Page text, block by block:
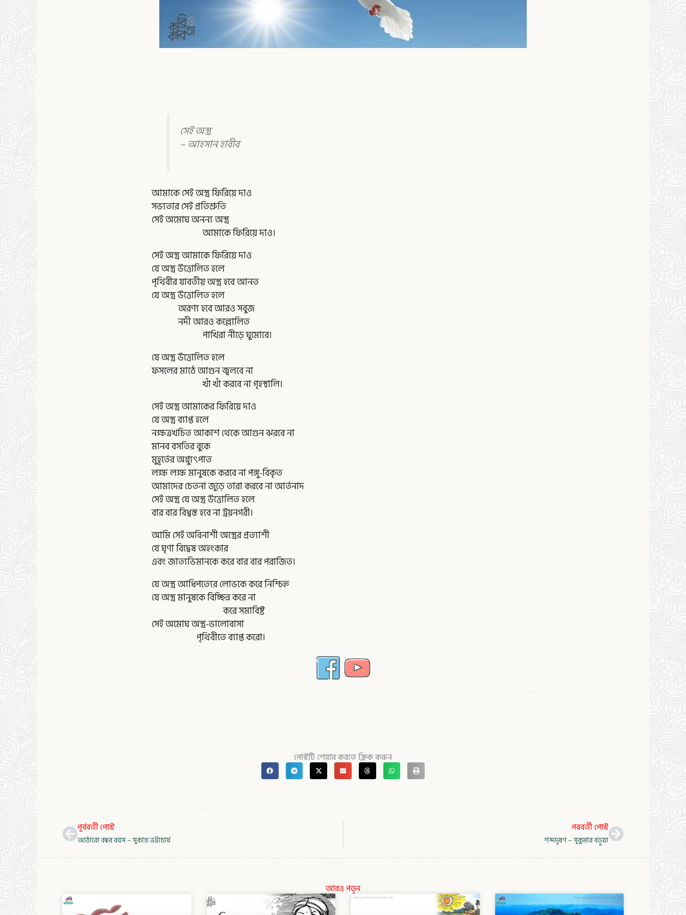
সেই অস্ত্র
– আহসান হাবীব
আমাকে সেই অস্ত্র ফিরিয়ে দাও
সভ্যতার সেই প্রতিশ্রুতি
সেই অমোঘ অনন্য অস্ত্র
আমাকে ফিরিয়ে দাও।
সেই অস্ত্র আমাকে ফিরিয়ে দাও
যে অস্ত্র উত্তোলিত হলে
পৃথিবীর যাবতীয় অস্ত্র হবে আনত
যে অস্ত্র উত্তোলিত হলে
অরণ্য হবে আরও সবুজ
নদী আরও কল্লোলিত
পাখিরা নীড়ে ঘুমোবে।
যে অস্ত্র উত্তোলিত হলে
ফসলের মাঠে আগুন জ্বলবে না
খাঁ খাঁ করবে না গৃহস্থালি।
সেই অস্ত্র আমাকের ফিরিয়ে দাও
যে অস্ত্র ব্যাপ্ত হলে
নক্ষত্রখচিত আকাশ থেকে আগুন ঝরবে না
মানব বসতির বুকে
মুহূর্তের অগ্ন্যুৎপাত
লক্ষ লক্ষ মানুষকে করবে না পঙ্গু-বিকৃত
আমাদের চেতনা জুড়ে তারা করবে না আর্তনাদ
সেই অস্ত্র যে অস্ত্র উত্তোলিত হলে
বার বার বিধ্বস্ত হবে না ট্রয়নগরী।
আমি সেই অবিনাশী অস্ত্রের প্রত্যাশী
যে ঘৃণা বিদ্বেষ অহংকার
এবং জাত্যভিমানকে করে বার বার পরাজিত।
যে অস্ত্র আধিপত্যের লোভকে করে নিশ্চিহ্ন
যে অস্ত্র মানুষকে বিচ্ছিন্ন করে না
করে সমাবিষ্ট
সেই অমোঘ অস্ত্র-ভালোবাসা
পৃথিবীতে ব্যাপ্ত করো।
পোস্টটি শেয়ার করতে ক্লিক করুন
Prevপূর্ববর্তী পোস্ট
আঠারো বছর বয়স – সুকান্ত ভট্টাচার্য
পরবর্তী পোস্ট
শব্দদূষণ – সুকুমার বড়ুয়া
Next
আরও পড়ুন